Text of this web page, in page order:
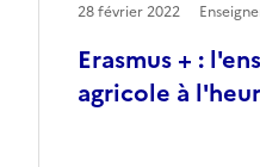
Erasmus + :
agricole à
28 février 2022